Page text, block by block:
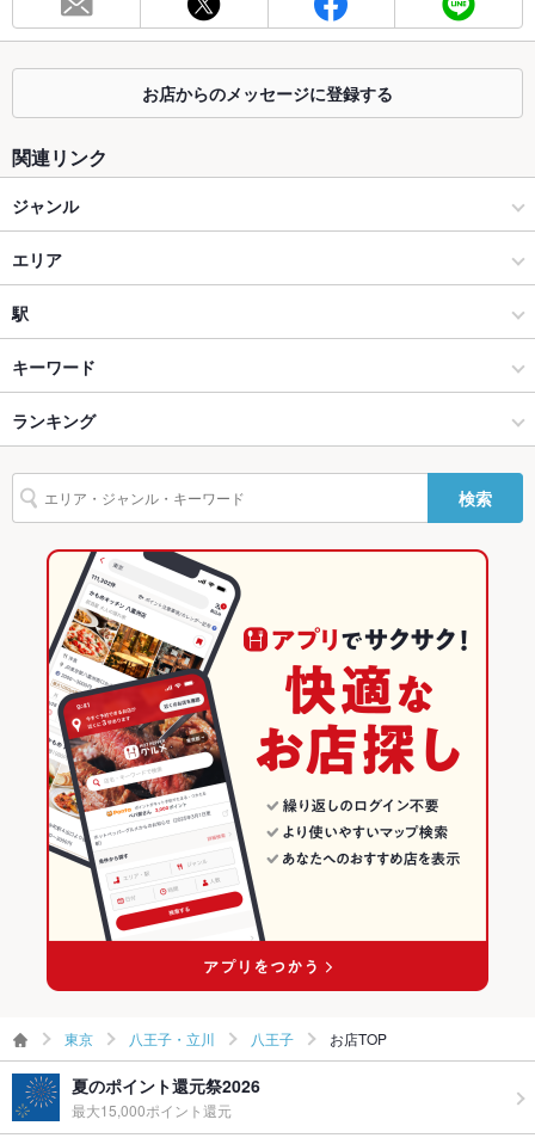
容人数
個室 なし
座敷
掘りごたつ
カウンター
ソファー
テラス席
貸切
Wi-Fi あり
バリアフリ
なし
なし ：コインパーキングがすぐ近くにございます。
その他設備 －
その他
飲み放題 あり
食べ放題 なし
焼酎充実、日本酒充実
お子様連れOK
ウェディン
ー二次会
－
お祝い・サ
プライズ対
応
可
備考 －
お店からのメッセージに登録する
関連リンク
ジャンル
居酒屋
和風
八王子・立川 × 居酒屋
八王子・立川 × 和風
八王子駅 × 居酒屋
八王子駅 × 和風
エリア
八王子
八王子 × 居酒屋
八王子 × 和風
東京
東京 × 居酒屋
東京 × 和風
駅
京王八王子駅
八王子駅
キーワード
卵焼き からあげ
チャーハン 牛タン デザート
ランキング
東京のグルメランキング
東京の居酒屋ランキング
八王子・立川のグルメランキング
八王子・立川の居酒屋ランキング
八王子のグルメランキング
八王子の居酒屋ランキング
検索
東京 八王子・立川 八王子 お店TOP
夏のポイント還元祭2026
最大15,000ポイント還元